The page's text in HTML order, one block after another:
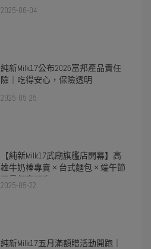
2025-06-04
純新Milk17公布2025富邦產品責任
險｜吃得安心，保險透明
2025-05-25
【純新Milk17武廟旗艦店開幕】高
雄牛奶棒專賣 × 台式麵包 × 端午節
限量優惠開跑！
2025-05-22
純新Milk17五月滿額贈活動開跑｜